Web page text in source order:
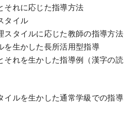
それに応じた指導方法
タイル
タイルに応じた教師の指導方法
生かした長所活用型指導
れを生かした指導例（漢字の読
ルを生かした通常学級での指導